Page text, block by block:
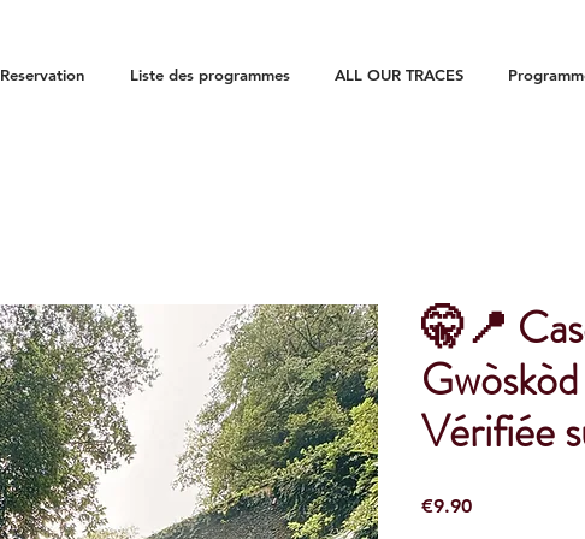
Reservation Liste des programmes ALL OUR TRACES
🤫📍
Vérifiée
€9.90Price